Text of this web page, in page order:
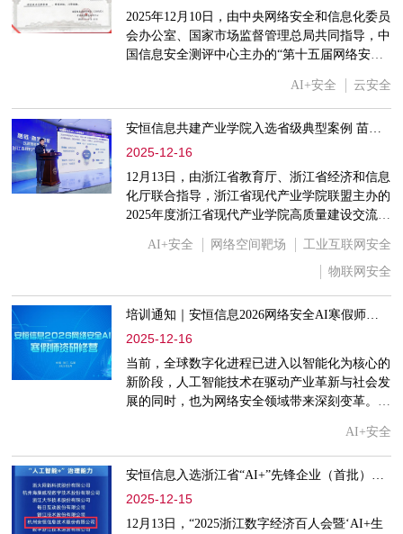
审计到AI赋能升级，每一次产品迭代都精准贴
合业务场景需求，每一次技术落地都切实解决实
际痛点。
2025年12月10日，由中央网络安全和信息化委员
会办公室、国家市场监督管理总局共同指导，中
国信息安全测评中心主办的“第十五届网络安全
江会展中心隆重召开。会上，安恒信息凭借在漏
洞挖掘、情报共享、协同治理等领域的持续深耕
与扎实成果，获颁由国家信息安全漏洞库
(CNNVD)与中国信息安全测评中心授予的两项
重要荣誉：2025年度优秀技术支撑单位、2025年
度CNNVD漏洞奖励评选（二级贡献奖）。
AI+安全 云安全
安恒信息共建产业学院入选省级典型案例 苗春雨作专题分享
2025-12-16
12月13日，由浙江省教育厅、浙江省经济和信息
化厅联合指导，浙江省现代产业学院联盟主办的
2025年度浙江省现代产业学院高质量建设交流推
数字安全产教融合体系建设和省级重点建设产业
学院方面取得的显著成效，安恒信息首席人才
邀出席会议，并作专题分享；同时，安恒信息与
院，凭借深厚的建设积淀与显著的育人成效，成
功入选浙江省现代产业学院建设典型案例。
AI+安全 网络空间靶场
工业互联网安全
物联网安全
培训通知｜安恒信息2026网络安全AI寒假师资研修营报名正式启动
2025-12-16
当前，全球数字化进程已进入以智能化为核心的
新阶段，人工智能技术在驱动产业革新与社会发
展的同时，也为网络安全领域带来深刻变革。面
防态势，高校作为人才培养的主阵地，亟需加快
构建高素质网络安全人才队伍，其关键在于推进
高水平师资队伍建设，系统提升教师在智能安
全、数据防护等前沿领域的理论素养与实战教学
能力。本次寒假师资研修营的培训地点位于浙江
AI+安全
安恒信息入选浙江省“AI+”先锋企业（首批）榜单，范渊等专家观点入选《浙江数字经济百人会观点集》
2025-12-15
12月13日，“2025浙江数字经济百人会暨‘AI+生